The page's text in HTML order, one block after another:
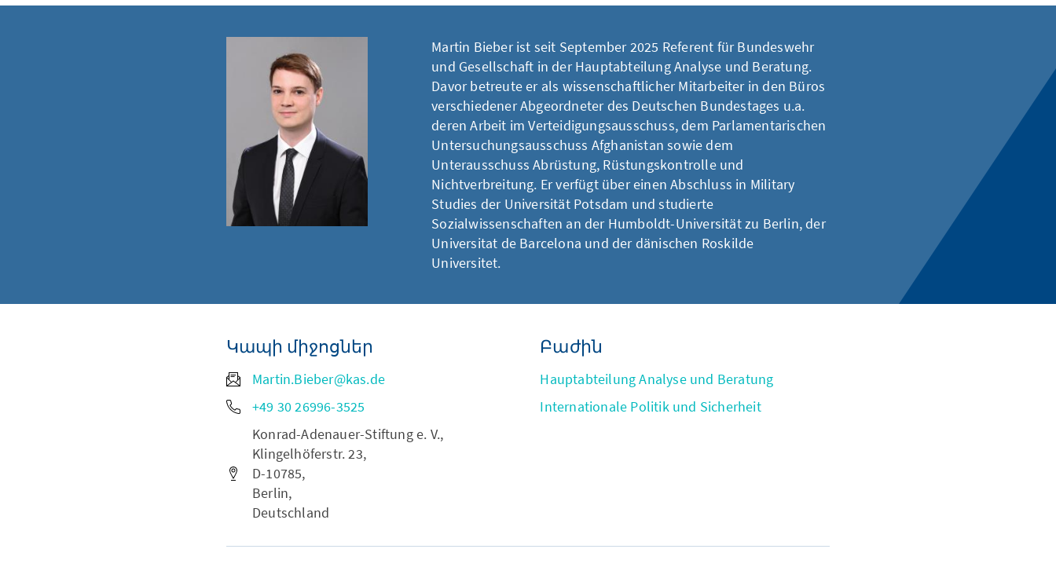
Martin Bieber ist seit September 2025 Referent für Bundeswehr
und Gesellschaft in der Hauptabteilung Analyse und Beratung.
Davor betreute er als wissenschaftlicher Mitarbeiter in den Büros
verschiedener Abgeordneter des Deutschen Bundestages u.a.
deren Arbeit im Verteidigungsausschuss, dem Parlamentarischen
Untersuchungsausschuss Afghanistan sowie dem
Unterausschuss Abrüstung, Rüstungskontrolle und
Nichtverbreitung. Er verfügt über einen Abschluss in Military
Studies der Universität Potsdam und studierte
Sozialwissenschaften an der Humboldt-Universität zu Berlin, der
Universitat de Barcelona und der dänischen Roskilde
Universitet.
Կապի միջոցներ
Martin.Bieber@kas.de
+49 30 26996-3525
Konrad-Adenauer-Stiftung e. V.,
Klingelhöferstr. 23,
D-10785,
Berlin,
Deutschland
Բաժին
Hauptabteilung Analyse und Beratung
Internationale Politik und Sicherheit